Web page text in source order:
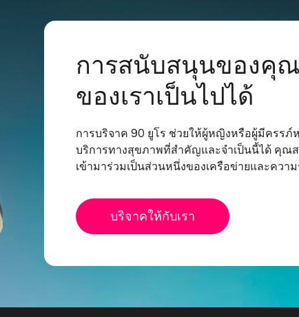
การสนับสนุนของคุ
ของเราเป็นไปได้
การบริจาค 90 ยูโร ช่วยให้ผู้หญิงหรือผู้มีครรภ์
บริการทางสุขภาพที่สำคัญและจำเป็นนี้ได้ คุณ
เข้ามาร่วมเป็นส่วนหนึ่งของเครือข่ายและควา
บริจาคให้กับเรา